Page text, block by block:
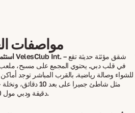
مواصفات
استثمار معتمد VelesClub Int.– شقق مؤثثة حديثة تقع
في قلب دبي. يحتوي المجمع على مسبح،
للشواء وصالة رياضية. بالقرب المباشر توجد
دقيقة ودبي مول 20 دقيقة.